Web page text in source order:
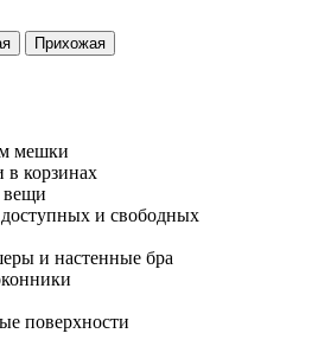
мешки
корзинах
вещи
и свободных
и настенные бра
поверхности